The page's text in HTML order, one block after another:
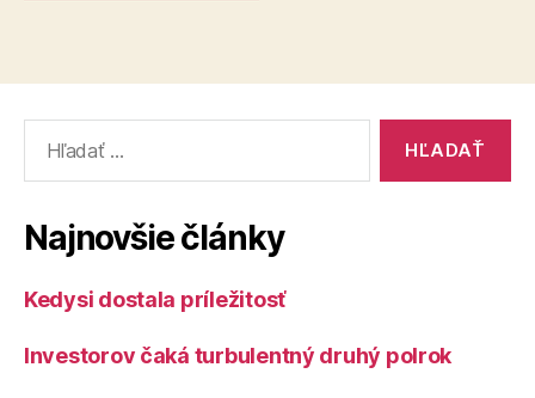
Najnovšie články
Kedysi dostala príležitosť
Investorov čaká turbulentný druhý polrok